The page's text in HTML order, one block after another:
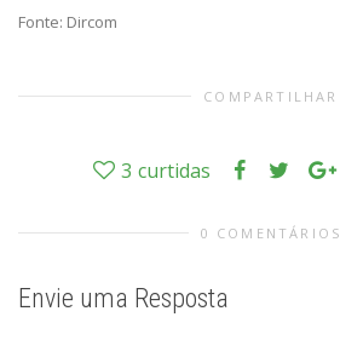
Fonte: Dircom
COMPARTILHAR
3 curtidas
0 COMENTÁRIOS
Envie uma Resposta